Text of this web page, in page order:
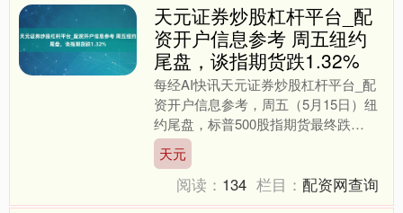
天元证券炒股杠杆平台_配
资开户信息参考 周五纽约
尾盘，谈指期货跌1.32%
每经AI快讯天元证券炒股杠杆平台_配
资开户信息参考，周五（5月15日）纽
约尾盘，标普500股指期货最终跌
1.40%，谈指期货跌1.32%，纳斯达克
100股指期货....
天元
阅读： 134 栏目：配资网查询